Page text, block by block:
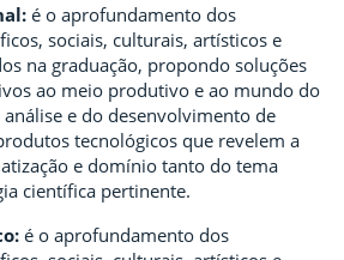
é o aprofundamento dos
sociais, culturais, artísticos e
na graduação, propondo soluções
ao meio produtivo e ao mundo do
e do desenvolvimento de
tecnológicos que revelem a
e domínio tanto do tema
científica pertinente.
é o aprofundamento dos